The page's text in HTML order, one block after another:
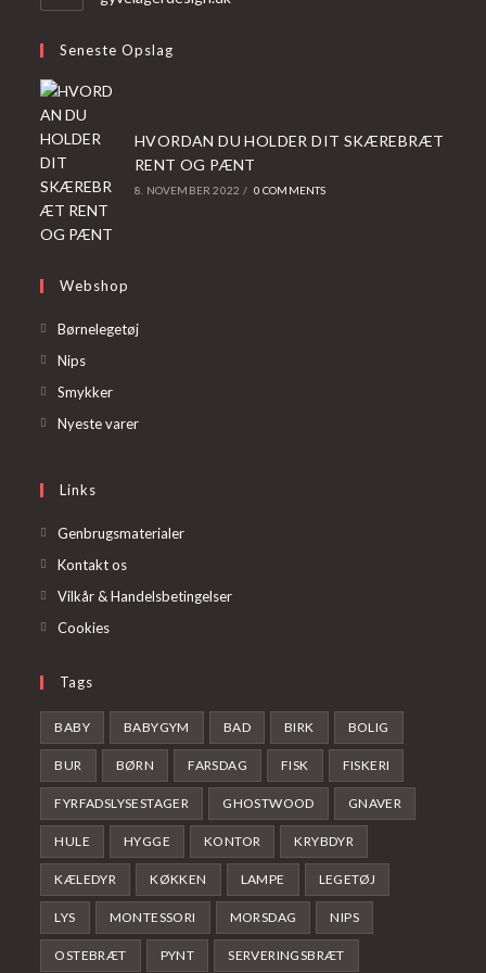
Seneste Opslag
HVORDAN DU HOLDER DIT SKÆREBRÆT
RENT OG PÆNT
8. NOVEMBER 2022 / 0 COMMENTS
Webshop
BørnelegetøjOpens
NipsOpens
in
SmykkerOpens
in
Nyeste varerOpens
tab
Links
Genbrugsmaterialer
Kontakt os
Vilkår & Handelsbetingelser
Cookies
Tags
BABY BABYGYM BAD BIRK BOLIG
BUR BØRN FARSDAG FISK FISKERI
FYRFADSLYSESTAGER GHOSTWOOD GNAVER
HULE HYGGE KONTOR KRYBDYR
KÆLEDYR KØKKEN LAMPE LEGETØJ
LYS MONTESSORI MORSDAG NIPS
OSTEBRÆT PYNT SERVERINGSBRÆT